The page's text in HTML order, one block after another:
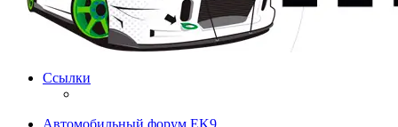
Ссылки
Автомобильный форум EK9